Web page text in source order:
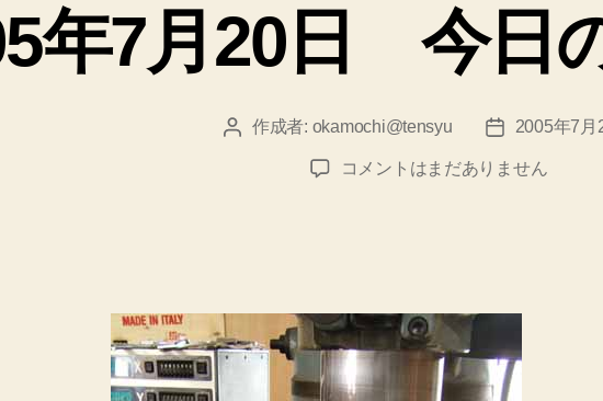
作
業
風
景”
リ
ー
年7月20日 今日
投 作成者: okamochi@tensyu
投
日
2005年7月
2005
今
日
の
コメントはまだありません